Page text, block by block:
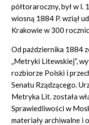
półtoraroczny, był w l.
wiosną 1884 P. wziął
Krakowie w 300
Od października 1884
„Metryki Litewskiej”,
rozbiorze Polski i
Senatu Rządzącego.
Metryka Lit. została
Sprawiedliwości w
materiały archiwalne i